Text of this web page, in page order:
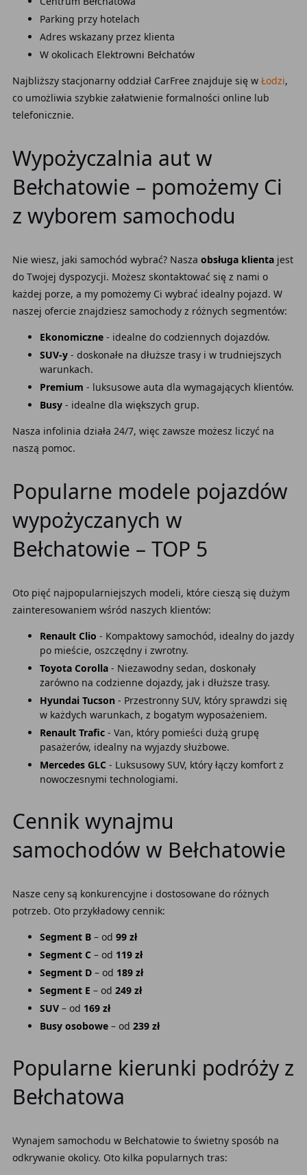
Parking przy hotelach
Adres wskazany przez klienta
W okolicach Elektrowni Bełchatów
Najbliższy stacjonarny oddział CarFree znajduje się w Łodzi,
co umożliwia szybkie załatwienie formalności online lub
telefonicznie.
Wypożyczalnia aut w
Bełchatowie – pomożemy Ci
z wyborem samochodu
Nie wiesz, jaki samochód wybrać? Nasza obsługa klientajest
do Twojej dyspozycji. Możesz skontaktować się z nami o
każdej porze, a my pomożemy Ci wybrać idealny pojazd. W
naszej ofercie znajdziesz samochody z różnych segmentów:
Ekonomiczne- idealne do codziennych dojazdów.
SUV-y- doskonałe na dłuższe trasy i w trudniejszych
warunkach.
Premium - luksusowe auta dla wymagających klientów.
Busy- idealne dla większych grup.
Nasza infolinia działa 24/7, więc zawsze możesz liczyć na
naszą pomoc.
Popularne modele pojazdów
wypożyczanych w
Bełchatowie – TOP 5
Oto pięć najpopularniejszych modeli, które cieszą się dużym
zainteresowaniem wśród naszych klientów:
Renault Clio - Kompaktowy samochód, idealny do jazdy
po mieście, oszczędny i zwrotny.
Toyota Corolla- Niezawodny sedan, doskonały
zarówno na codzienne dojazdy, jak i dłuższe trasy.
Hyundai Tucson - Przestronny SUV, który sprawdzi się
w każdych warunkach, z bogatym wyposażeniem.
Renault Trafic- Van, który pomieści dużą grupę
pasażerów, idealny na wyjazdy służbowe.
Mercedes GLC - Luksusowy SUV, który łączy komfort z
nowoczesnymi technologiami.
Cennik wynajmu
samochodów w Bełchatowie
Nasze ceny są konkurencyjne i dostosowane do różnych
potrzeb. Oto przykładowy cennik:
Segment B– od 99 zł
Segment C – od 119 zł
Segment D– od 189 zł
Segment E – od 249 zł
SUV– od 169 zł
Busy osobowe– od 239 zł
Popularne kierunki podróży z
Bełchatowa
Wynajem samochodu w Bełchatowie to świetny sposób na
odkrywanie okolicy. Oto kilka popularnych tras: